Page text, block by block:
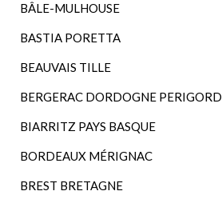
BÂLE-MULHOUSE
BASTIA PORETTA
BEAUVAIS TILLE
BERGERAC DORDOGNE PERIGORD
BIARRITZ PAYS BASQUE
BORDEAUX MÉRIGNAC
BREST BRETAGNE